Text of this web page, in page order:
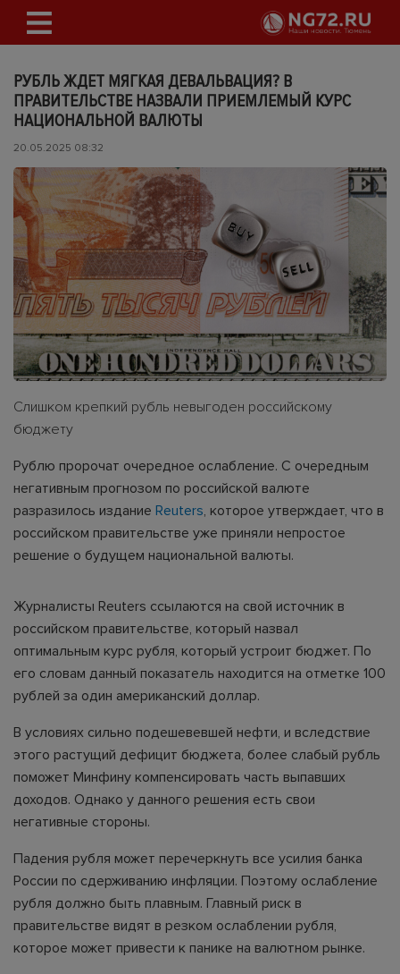
РУБЛЬ ЖДЕТ МЯГКАЯ ДЕВАЛЬВАЦИЯ? В
ПРАВИТЕЛЬСТВЕ НАЗВАЛИ ПРИЕМЛЕМЫЙ КУРС
НАЦИОНАЛЬНОЙ ВАЛЮТЫ
20.05.2025 08:32
Слишком крепкий рубль невыгоден российскому
бюджету
Рублю пророчат очередное ослабление. С очередным
негативным прогнозом по российской валюте
разразилось издание Reuters, которое утверждает, что в
российском правительстве уже приняли непростое
решение о будущем национальной валюты.
Журналисты Reuters ссылаются на свой источник в
российском правительстве, который назвал
оптимальным курс рубля, который устроит бюджет. По
его словам данный показатель находится на отметке 100
рублей за один американский доллар.
В условиях сильно подешевевшей нефти, и вследствие
этого растущий дефицит бюджета, более слабый рубль
поможет Минфину компенсировать часть выпавших
доходов. Однако у данного решения есть свои
негативные стороны.
Падения рубля может перечеркнуть все усилия банка
России по сдерживанию инфляции. Поэтому ослабление
рубля должно быть плавным. Главный риск в
правительстве видят в резком ослаблении рубля,
которое может привести к панике на валютном рынке.